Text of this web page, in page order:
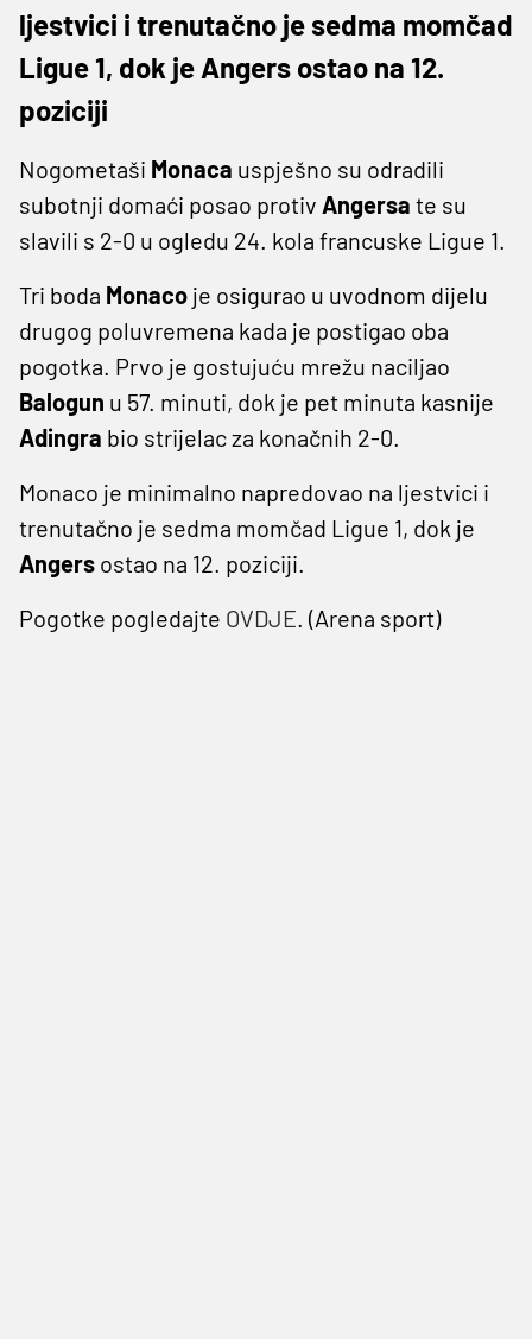
ljestvici i trenutačno je sedma momčad
Ligue 1, dok je Angers ostao na 12.
poziciji
Nogometaši Monaca uspješno su odradili
subotnji domaći posao protiv Angersa te su
slavili s 2-0 u ogledu 24. kola francuske Ligue 1.
Tri boda Monaco je osigurao u uvodnom dijelu
drugog poluvremena kada je postigao oba
pogotka. Prvo je gostujuću mrežu naciljao
Balogun u 57. minuti, dok je pet minuta kasnije
Adingra bio strijelac za konačnih 2-0.
Monaco je minimalno napredovao na ljestvici i
trenutačno je sedma momčad Ligue 1, dok je
Angers ostao na 12. poziciji.
Pogotke pogledajte OVDJE. (Arena sport)